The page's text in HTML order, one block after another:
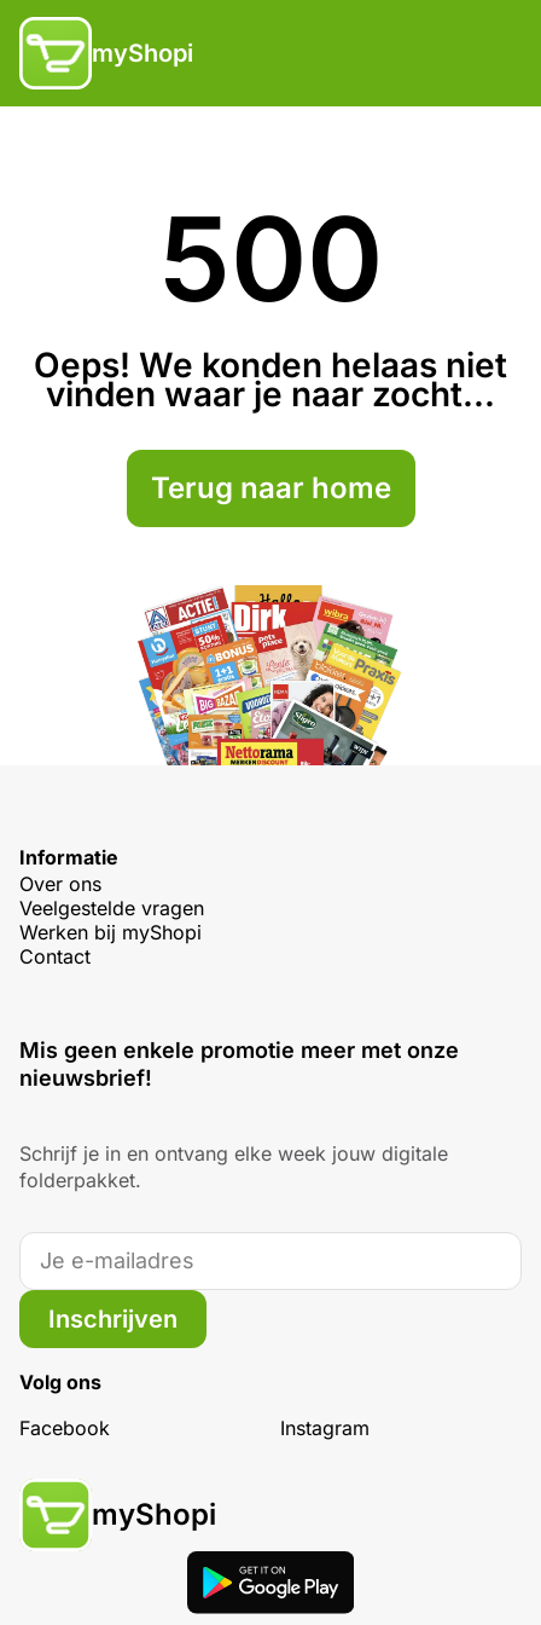
myShopi
500
Oeps! We konden helaas niet
vinden waar je naar zocht...
Terug naar home
Informatie
Over ons
Veelgestelde vragen
Werken bij myShopi
Contact
Mis geen enkele promotie meer met onze
nieuwsbrief!
Schrijf je in en ontvang elke week jouw digitale
folderpakket.
Inschrijven
Volg ons
Facebook
Instagram
myShopi